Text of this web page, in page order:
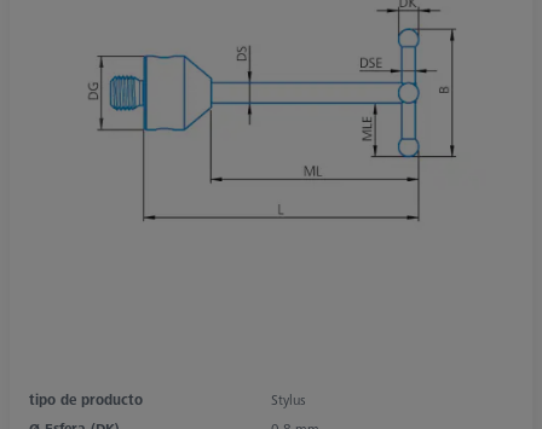
tipo de producto
Stylus